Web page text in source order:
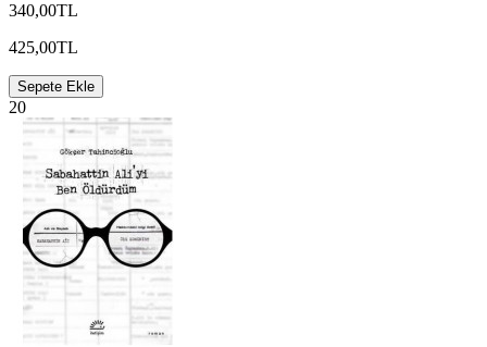
340,00TL
425,00TL
Sepete Ekle
20